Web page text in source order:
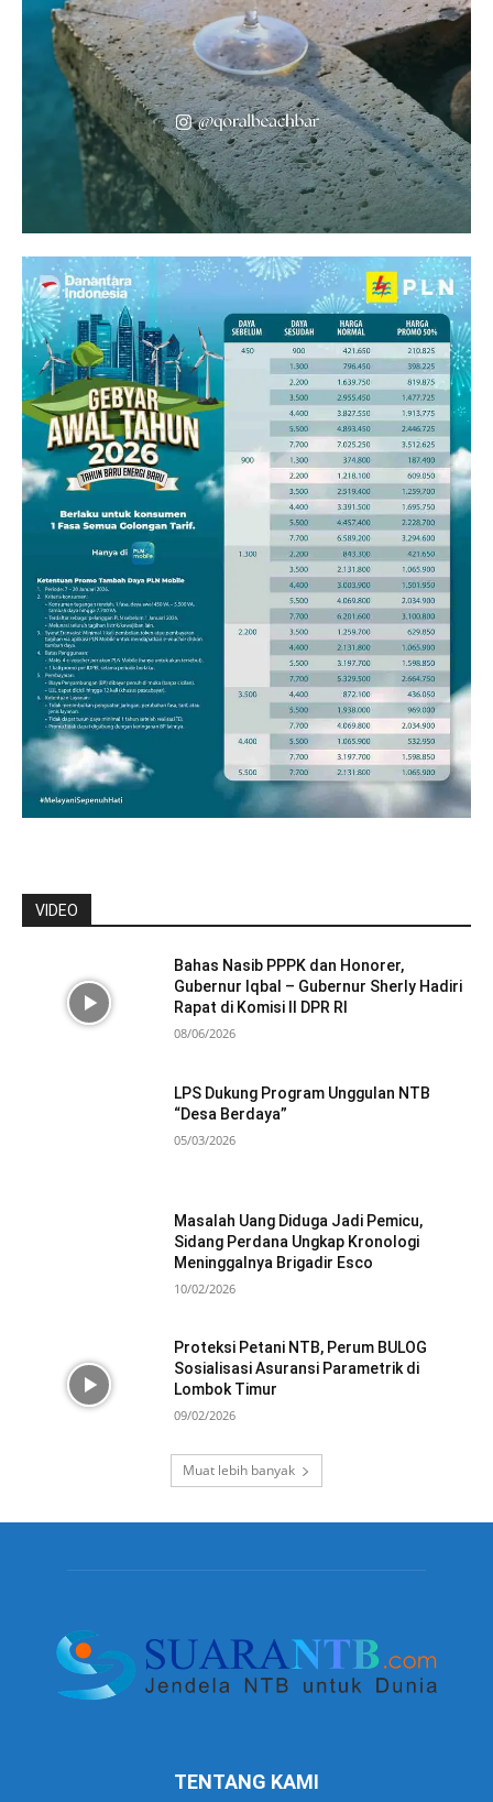
VIDEO
Bahas Nasib PPPK dan Honorer,
Gubernur Iqbal – Gubernur Sherly Hadiri
Rapat di Komisi II DPR RI
08/06/2026
LPS Dukung Program Unggulan NTB
“Desa Berdaya”
05/03/2026
Masalah Uang Diduga Jadi Pemicu,
Sidang Perdana Ungkap Kronologi
Meninggalnya Brigadir Esco
10/02/2026
Proteksi Petani NTB, Perum BULOG
Sosialisasi Asuransi Parametrik di
Lombok Timur
09/02/2026
Muat lebih banyak
TENTANG KAMI